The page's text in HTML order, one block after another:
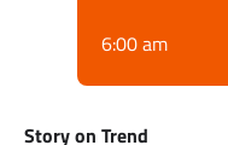
6:00 am
Story on Trend